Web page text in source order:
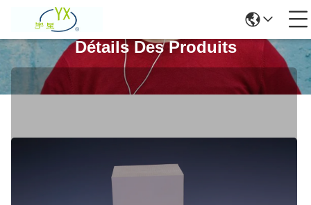
Détails Des Produits